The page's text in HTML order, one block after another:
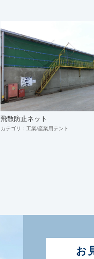
飛散防止ネット
カテゴリ：工業/産業用テント
お